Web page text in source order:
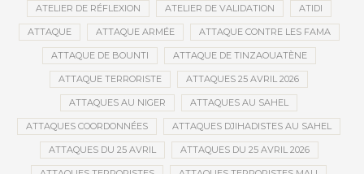
ATELIER DE RÉFLEXION ATELIER DE VALIDATION ATIDI
ATTAQUE ATTAQUE ARMÉE ATTAQUE CONTRE LES FAMA
ATTAQUE DE BOUNTI ATTAQUE DE TINZAOUATÈNE
ATTAQUE TERRORISTE ATTAQUES 25 AVRIL 2026
ATTAQUES AU NIGER ATTAQUES AU SAHEL
ATTAQUES COORDONNÉES ATTAQUES DJIHADISTES AU SAHEL
ATTAQUES DU 25 AVRIL ATTAQUES DU 25 AVRIL 2026